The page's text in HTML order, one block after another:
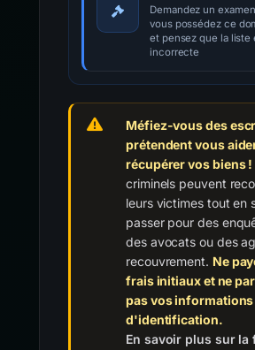
Demandez un
vous possédez ce
et pensez que la liste
incorrecte
Méfiez-vous des
prétendent vous
récupérer vos biens !
criminels peuvent
leurs victimes tout en
passer pour des
des avocats ou des
recouvrement. Ne
frais initiaux et ne
pas vos informations
d'identification.
En savoir plus sur la